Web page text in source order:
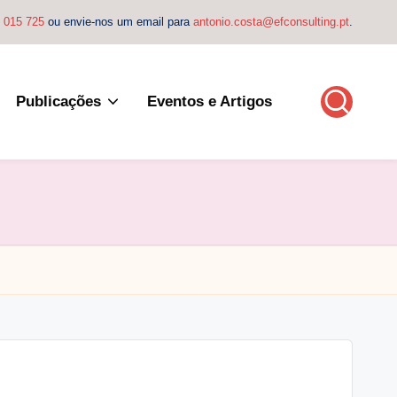
015 725 ou envie-nos um email para antonio.costa@efconsulting.pt.
Publicações Eventos e Artigos